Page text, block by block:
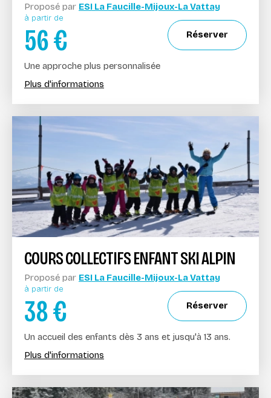
Proposé par ESI La Faucille-Mijoux-La Vattay
à partir de
56€ Réserver
Une approche plus personnalisée
Plus d'informations
COURS COLLECTIFS ENFANT SKI ALPIN
Proposé par ESI La Faucille-Mijoux-La Vattay
à partir de
38€ Réserver
Un accueil des enfants dès 3 ans et jusqu'à 13 ans.
Plus d'informations